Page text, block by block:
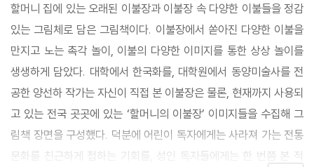
할머니 집에 있는 오래된 이불장과 이불장 속 다양한 이불들을 정감
있는 그림체로 담은 그림책이다. 이불장에서 쏟아진 다양한 이불을
만지고 노는 촉각 놀이, 이불의 다양한 이미지를 통한 상상 놀이를
생생하게 담았다. 대학에서 한국화를, 대학원에서 동양미술사를 전
공한 양선하 작가는 자신이 직접 본 이불장은 물론, 현재까지 사용되
고 있는 전국 곳곳에 있는 ‘할머니의 이불장’ 이미지들을 수집해 그
림책 장면을 구성했다. 덕분에 어린이 독자에게는 사라져 가는 전통
문화를 친근하게 접하는 기회를, 성인 독자들에게는 한 번쯤 본 적